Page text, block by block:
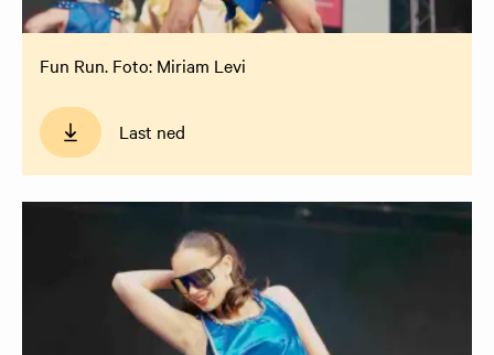
Fun Run. Foto: Miriam Levi
Last ned